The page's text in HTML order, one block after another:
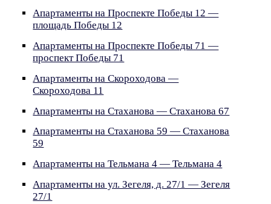
Апартаменты на Проспекте Победы 12 —
площадь Победы 12
Апартаменты на Проспекте Победы 71 —
проспект Победы 71
Апартаменты на Скороходова —
Скороходова 11
Апартаменты на Стаханова — Стаханова 67
Апартаменты на Стаханова 59 — Стаханова
59
Апартаменты на Тельмана 4 — Тельмана 4
Апартаменты на ул. Зегеля, д. 27/1 — Зегеля
27/1